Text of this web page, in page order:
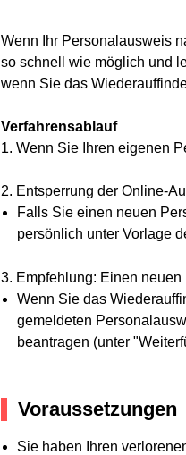
Wenn Ihr Personalausweis
so schnell wie möglich und
wenn Sie das
Verfahrensablauf
1. Wenn Sie Ihren eigenen
2. Entsperrung der Online-
Falls Sie einen neuen
persönlich unter Vorlage
3. Empfehlung: Einen
Wenn Sie das
gemeldeten
beantragen (unter
Voraussetzungen
Sie haben Ihren